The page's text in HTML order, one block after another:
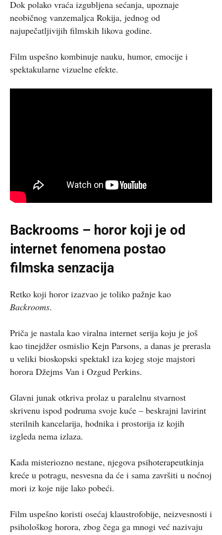
Dok polako vraća izgubljena sećanja, upoznaje
neobičnog vanzemaljca Rokija, jednog od
najupečatljivijih filmskih likova godine.
Film uspešno kombinuje nauku, humor, emocije i
spektakularne vizuelne efekte.
Backrooms – horor koji je od
internet fenomena postao
filmska senzacija
Retko koji horor izazvao je toliko pažnje kao
Backrooms.
Priča je nastala kao viralna internet serija koju je još
kao tinejdžer osmislio Kejn Parsons, a danas je prerasla
u veliki bioskopski spektakl iza kojeg stoje majstori
horora Džejms Van i Ozgud Perkins.
Glavni junak otkriva prolaz u paralelnu stvarnost
skrivenu ispod podruma svoje kuće – beskrajni lavirint
sterilnih kancelarija, hodnika i prostorija iz kojih
izgleda nema izlaza.
Kada misteriozno nestane, njegova psihoterapeutkinja
kreće u potragu, nesvesna da će i sama završiti u noćnoj
mori iz koje nije lako pobeći.
Film uspešno koristi osećaj klaustrofobije, neizvesnosti i
psihološkog horora, zbog čega ga mnogi već nazivaju